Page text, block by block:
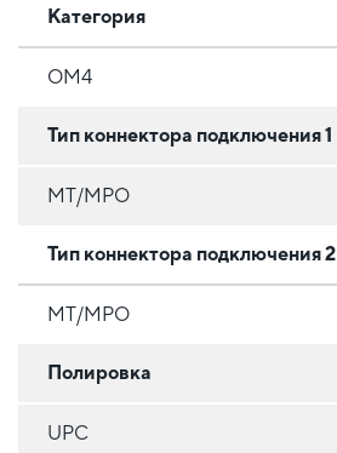
Категория
OM4
Тип коннектора подключения 1
MT/MPO
Тип коннектора подключения 2
MT/MPO
Полировка
UPC